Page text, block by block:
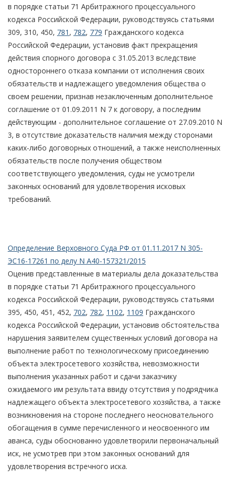
в порядке статьи 71 Арбитражного процессуального
кодекса Российской Федерации, руководствуясь статьями
309, 310, 450, 781 , 782, 779 Гражданского кодекса
Российской Федерации, установив факт прекращения
действия спорного договора с 31.05.2013 вследствие
одностороннего отказа компании от исполнения своих
обязательств и надлежащего уведомления общества о
своем решении, признав незаключенным дополнительное
соглашение от 01.09.2011 N 7 к договору, а последним
действующим - дополнительное соглашение от 27.09.2010 N
3, в отсутствие доказательств наличия между сторонами
каких-либо договорных отношений, а также неисполненных
обязательств после получения обществом
соответствующего уведомления, суды не усмотрели
законных оснований для удовлетворения исковых
требований.
Определение Верховного Суда РФ от 01.11.2017 N 305-
ЭС16-17261 по делу N А40-157321/2015
Оценив представленные в материалы дела доказательства
в порядке статьи 71 Арбитражного процессуального
кодекса Российской Федерации, руководствуясь статьями
395, 450, 451, 452, 702, 782, 1102, 1109 Гражданского
кодекса Российской Федерации, установив обстоятельства
нарушения заявителем существенных условий договора на
выполнение работ по технологическому присоединению
объекта электросетевого хозяйства, невозможности
выполнения указанных работ и сдачи заказчику
ожидаемого им результата ввиду отсутствия у подрядчика
надлежащего объекта электросетевого хозяйства, а также
возникновения на стороне последнего неосновательного
обогащения в сумме перечисленного и неосвоенного им
аванса, суды обоснованно удовлетворили первоначальный
иск, не усмотрев при этом законных оснований для
удовлетворения встречного иска.